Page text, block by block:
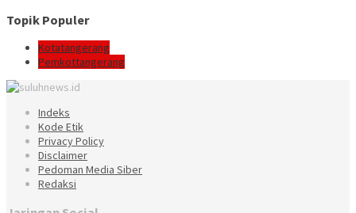
Topik Populer
Kotatangerang
Pemkottangerang
Indeks
Kode Etik
Privacy Policy
Disclaimer
Pedoman Media Siber
Redaksi